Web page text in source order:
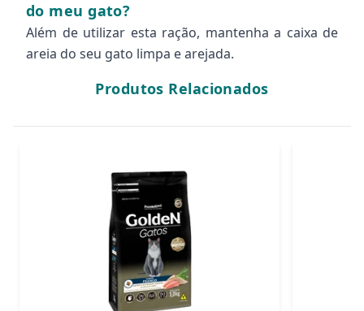
do meu gato?
Além de utilizar esta ração, mantenha a caixa de
areia do seu gato limpa e arejada.
Produtos Relacionados